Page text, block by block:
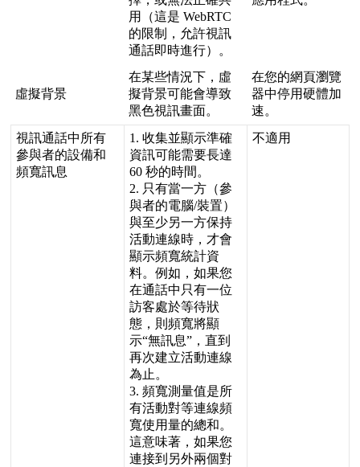
用
（這是 WebRTC
的限制 ， 允許視訊
通話即時進行） 。
虛擬背景
在某些情況下 ， 虛
擬背景可能會導致
黑色視訊畫面。
在您的網頁瀏覽
器中停用硬體加
速。
視訊通話中 所有
參與者的設備和
頻寬訊息
1 . 收集並顯示準確
資訊可能需要長達
60 秒的時間 。
2. 只有當一方 （參
與者的電腦/裝置）
與至少另一方保持
活動連線時 ， 才會
顯示頻寬統計資
料。例如 ，如果您
在通話中 只有一位
訪客處於等待狀
態 ， 則頻寬將顯
示“無訊息” ，直到
再次建立活動連線
為 止 。
3. 頻寬測量值是所
有活動對等連線頻
寬使用量的總和。
這意味著 ，如果您
連接到 另外兩個對
不適用